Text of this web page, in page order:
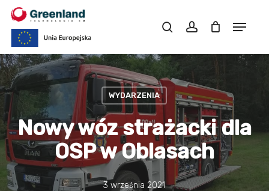
Skip
main
content
WYDARZENIA
Nowy wóz strażacki dla
OSP w Oblasach
3 września 2021